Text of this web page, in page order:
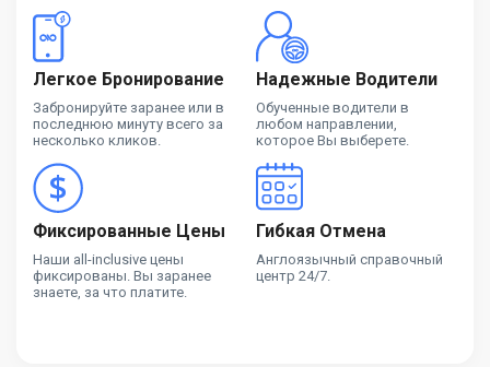
Легкое Бронирование
Забронируйте заранее или в
последнюю минуту всего за
несколько кликов.
Надежные Водители
Обученные водители в
любом направлении,
которое Вы выберете.
Фиксированные Цены
Наши all-inclusive цены
фиксированы. Вы заранее
знаете, за что платите.
Гибкая Отмена
Англоязычный справочный
центр 24/7.